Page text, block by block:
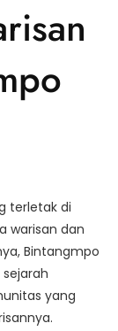
terletak di
warisan dan
Bintangmpo
yang